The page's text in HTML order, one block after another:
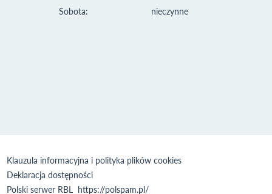
Sobota:
nieczynne
Klauzula informacyjna i polityka plików cookies
Deklaracja dostępności
Polski serwer RBL https://polspam.pl/